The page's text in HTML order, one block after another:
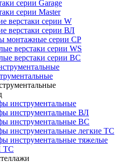
серии Garage
серии Master
верстаки серии W
верстаки серии ВЛ
монтажные серии СР
верстаки серии WS
верстаки серии ВС
инструментальные
инструментальные ВЛ
инструментальные ВС
инструментальные легкие ТС
инструментальные тяжелые
TC